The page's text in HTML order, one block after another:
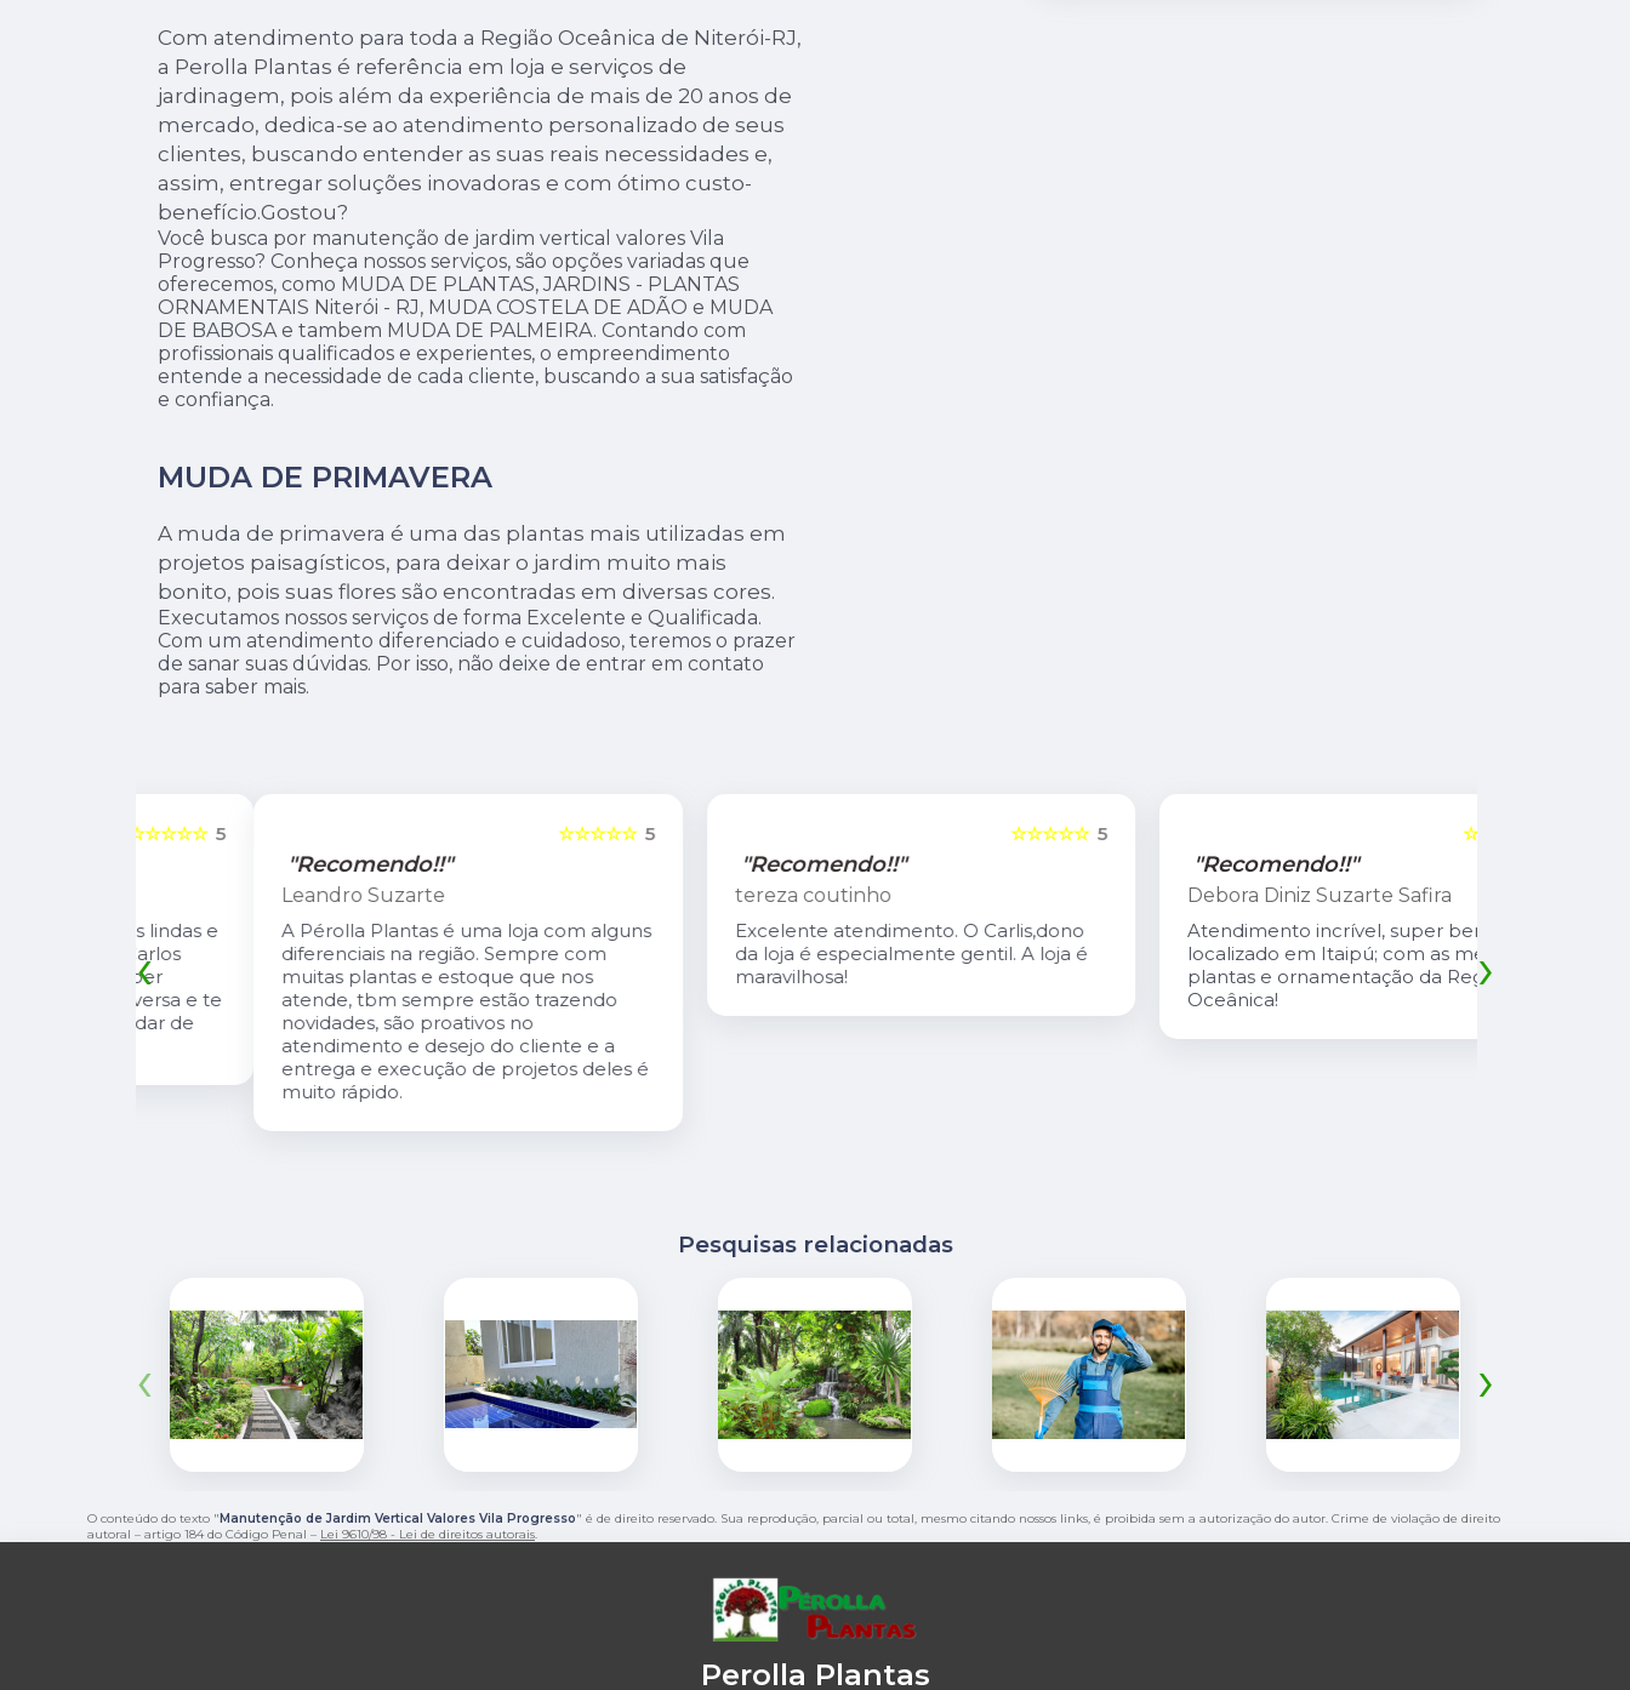
Com atendimento para toda a Região Oceânica de Niterói-RJ,
a Perolla Plantas é referência em loja e serviços de
jardinagem, pois além da experiência de mais de 20 anos de
mercado, dedica-se ao atendimento personalizado de seus
clientes, buscando entender as suas reais necessidades e,
assim, entregar soluções inovadoras e com ótimo custo-
benefício.Gostou?
Você busca por manutenção de jardim vertical valores Vila
Progresso? Conheça nossos serviços, são opções variadas que
oferecemos, como MUDA DE PLANTAS, JARDINS - PLANTAS
ORNAMENTAIS Niterói - RJ, MUDA COSTELA DE ADÃO e MUDA
DE BABOSA e tambem MUDA DE PALMEIRA. Contando com
profissionais qualificados e experientes, o empreendimento
entende a necessidade de cada cliente, buscando a sua satisfação
e confiança.
MUDA DE PRIMAVERA
A muda de primavera é uma das plantas mais utilizadas em
projetos paisagísticos, para deixar o jardim muito mais
bonito, pois suas flores são encontradas em diversas cores.
Executamos nossos serviços de forma Excelente e Qualificada.
Com um atendimento diferenciado e cuidadoso, teremos o prazer
de sanar suas dúvidas. Por isso, não deixe de entrar em contato
para saber mais.
"Recomendo!!"
Leandro Suzarte
A Pérolla Plantas é uma loja com alguns
diferenciais na região. Sempre com
muitas plantas e estoque que nos
atende, tbm sempre estão trazendo
novidades, são proativos no
atendimento e desejo do cliente e a
entrega e execução de projetos deles é
muito rápido.
"Recomendo!!"
tereza coutinho
Excelente atendimento. O Carlis,dono
da loja é especialmente gentil. A loja é
maravilhosa!
"Recomendo!!"
Debora Diniz Suzarte Safira
Atendimento incrível, super bem
localizado em Itaipú; com as melhores
plantas e ornamentação da Região
‹ ›
Pesquisas relacionadas
‹ ›
O conteúdo do texto "Manutenção de Jardim Vertical Valores Vila Progresso" é de direito reservado. Sua reprodução, parcial ou total, mesmo citando nossos links, é proibida sem a autorização do autor. Crime de violação de direito
autoral – artigo 184 do Código Penal – Lei 9610/98 - Lei de direitos autorais.
Perolla Plantas